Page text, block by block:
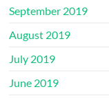
September 2019
August 2019
July 2019
June 2019